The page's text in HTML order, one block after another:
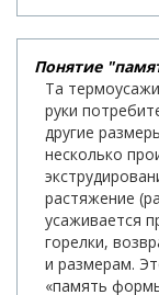
Понятие
Та
руки
другие
несколько
растяжение
усаживается
горелки,
и размерам.
«память